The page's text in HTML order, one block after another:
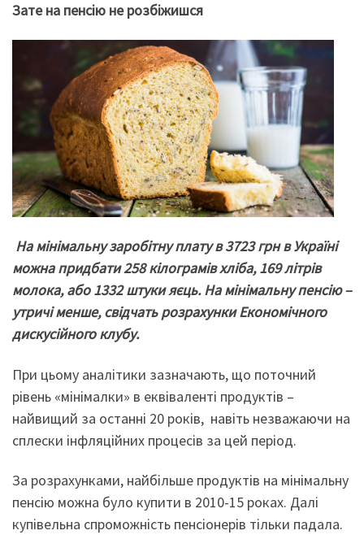
Зате на пенсію не розбіжишся
На мінімальну заробітну плату в 3723 грн в Україні
можна придбати 258 кілограмів хліба, 169 літрів
молока, або 1332 штуки яєць.На мінімальну пенсію–
утричі менше,свідчать розрахунки Економічного
дискусійного клубу.
При цьому аналітики зазначають, що поточний
рівень «мінімалки» в еквіваленті продуктів –
найвищий за останні 20 років, навіть незважаючи на
сплески інфляційних процесів за цей період.
За розрахунками, найбільше продуктів на мінімальну
пенсію можна було купити в 2010-15 роках. Далі
купівельна спроможність пенсіонерів тільки падала.